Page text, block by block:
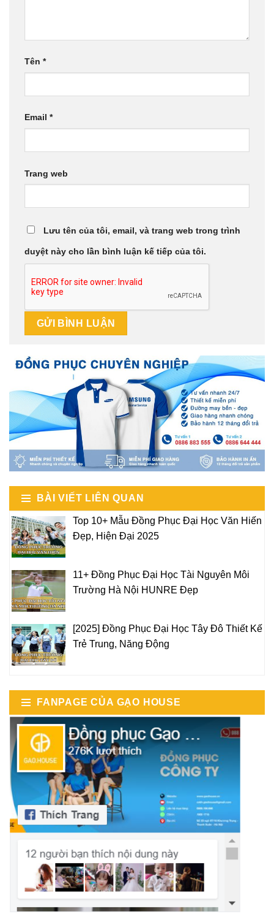
Tên *
Email *
Trang web
Lưu tên của tôi, email, và trang web trong trình
duyệt này cho lần bình luận kế tiếp của tôi.
BÀI VIẾT LIÊN QUAN
Top 10+ Mẫu Đồng Phục Đại Học Văn Hiến
Đẹp, Hiện Đại 2025
11+ Đồng Phục Đại Học Tài Nguyên Môi
Trường Hà Nội HUNRE Đẹp
[2025] Đồng Phục Đại Học Tây Đô Thiết Kế
Trẻ Trung, Năng Động
FANPAGE CỦA GẠO HOUSE